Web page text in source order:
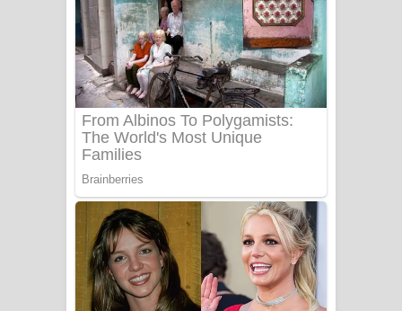
Adare Wadi Nisa Song Lyrics - ආදරේ
වැඩි නිසා ගීතයේ පද පෙළ
UNUHUMA Song Lyrics - උණුහුම
ගීතයේ පද පෙළ
Katakara Song Lyrics - කටකාර ගීතයේ
පද පෙළ
Tharu Yaye Dilena Song Lyrics - තරු
යායේ දිලෙනා ගීතයේ පද පෙළ